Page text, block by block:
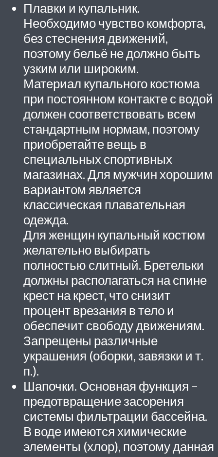
Плавки и купальник.
Необходимо чувство комфорта,
без стеснения движений,
поэтому бельё не должно быть
узким или широким.
Материал купального костюма
при постоянном контакте с водой
должен соответствовать всем
стандартным нормам, поэтому
приобретайте вещь в
специальных спортивных
магазинах. Для мужчин хорошим
вариантом является
классическая плавательная
одежда.
Для женщин купальный костюм
желательно выбирать
полностью слитный. Бретельки
должны располагаться на спине
крест на крест, что снизит
процент врезания в тело и
обеспечит свободу движениям.
Запрещены различные
украшения (оборки, завязки и т.
п.).
Шапочки. Основная функция –
предотвращение засорения
системы фильтрации бассейна.
В воде имеются химические
элементы (хлор), поэтому данная